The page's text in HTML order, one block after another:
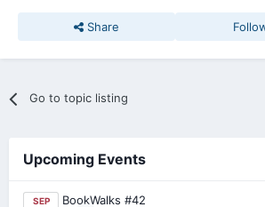
Share
Go to topic listing
Upcoming Events
SEP BookWalks #42